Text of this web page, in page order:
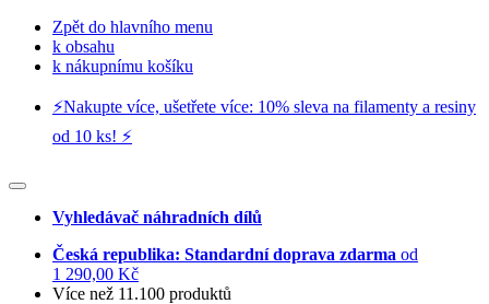
Zpět do hlavního menu
k obsahu
k nákupnímu košíku
⚡️Nakupte více, ušetřete více: 10% sleva na filamenty a resiny
od 10 ks! ⚡️
Vyhledávač náhradních dílů
Česká republika: Standardní doprava zdarma od
1 290,00 Kč
Více než 11.100 produktů